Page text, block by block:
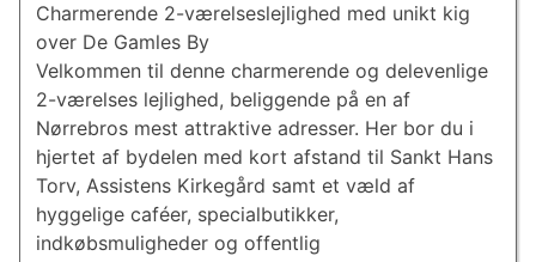
Charmerende 2-værelseslejlighed med unikt kig
over De Gamles By
Velkommen til denne charmerende og delevenlige
2-værelses lejlighed, beliggende på en af
Nørrebros mest attraktive adresser. Her bor du i
hjertet af bydelen med kort afstand til Sankt Hans
Torv, Assistens Kirkegård samt et væld af
hyggelige caféer, specialbutikker,
indkøbsmuligheder og offentlig